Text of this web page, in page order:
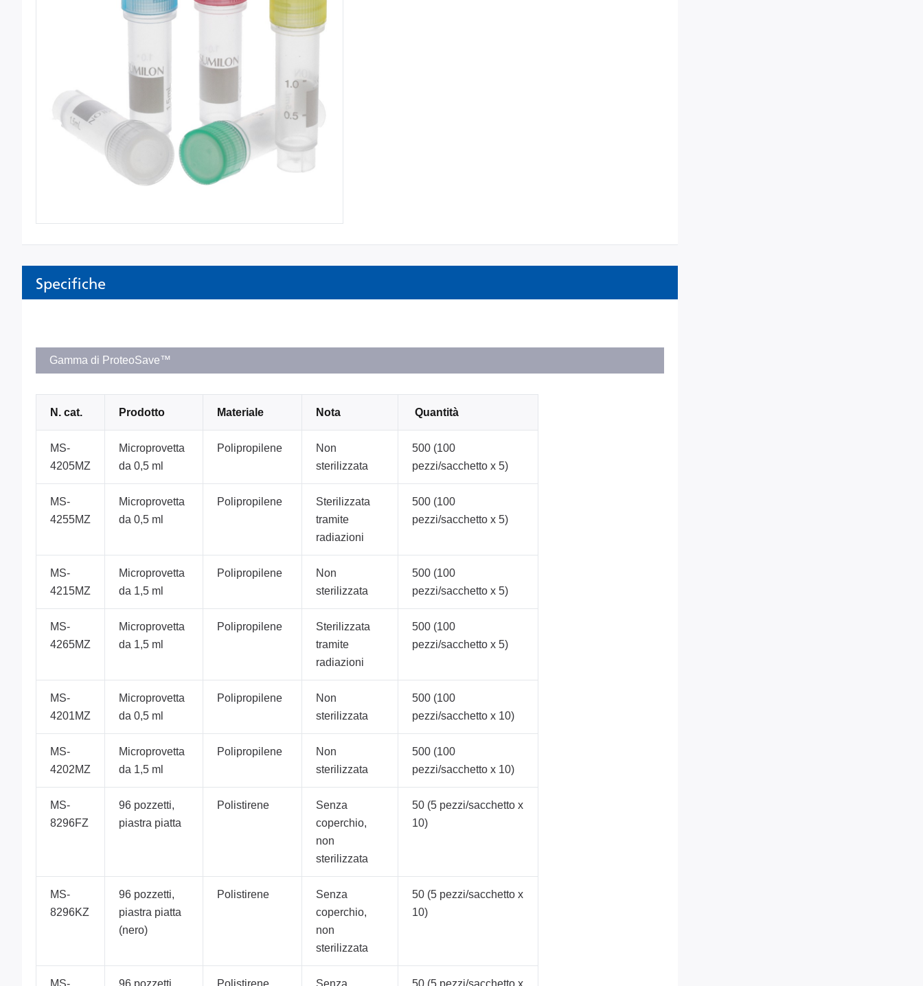
Specifiche
Gamma di ProteoSave™
N. cat. Prodotto Materiale Nota Quantità
MS-
4205MZ
Microprovetta
da 0,5 ml
Polipropilene
Non
sterilizzata
500 (100
pezzi/sacchetto x 5)
MS-
4255MZ
Microprovetta
da 0,5 ml
Polipropilene
Sterilizzata
tramite
radiazioni
500 (100
pezzi/sacchetto x 5)
MS-
4215MZ
Microprovetta
da 1,5 ml
Polipropilene
Non
sterilizzata
500 (100
pezzi/sacchetto x 5)
MS-
4265MZ
Microprovetta
da 1,5 ml
Polipropilene
Sterilizzata
tramite
radiazioni
500 (100
pezzi/sacchetto x 5)
MS-
4201MZ
Microprovetta
da 0,5 ml
Polipropilene
Non
sterilizzata
500 (100
pezzi/sacchetto x 10)
MS-
4202MZ
Microprovetta
da 1,5 ml
Polipropilene
Non
sterilizzata
500 (100
pezzi/sacchetto x 10)
MS-
8296FZ
96 pozzetti,
piastra piatta
Polistirene
Senza
coperchio,
non
sterilizzata
50 (5 pezzi/sacchetto x
10)
MS-
8296KZ
96 pozzetti,
piastra piatta
(nero)
Polistirene
Senza
coperchio,
non
sterilizzata
50 (5 pezzi/sacchetto x
10)